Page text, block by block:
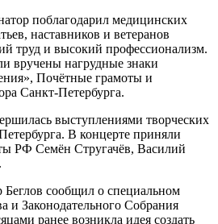
поблагодарил медицинских
наставников и ветеранов
труд и высокий профессионализм.
вручены нагрудные знаки
Почётные грамоты и
Санкт‑Петербурга.
выступлениями творческих
В концерте приняли
РФ Семён Стругачёв, Василий
сообщил о специальном
и Законодательного Собрания
ранее возникла идея создать